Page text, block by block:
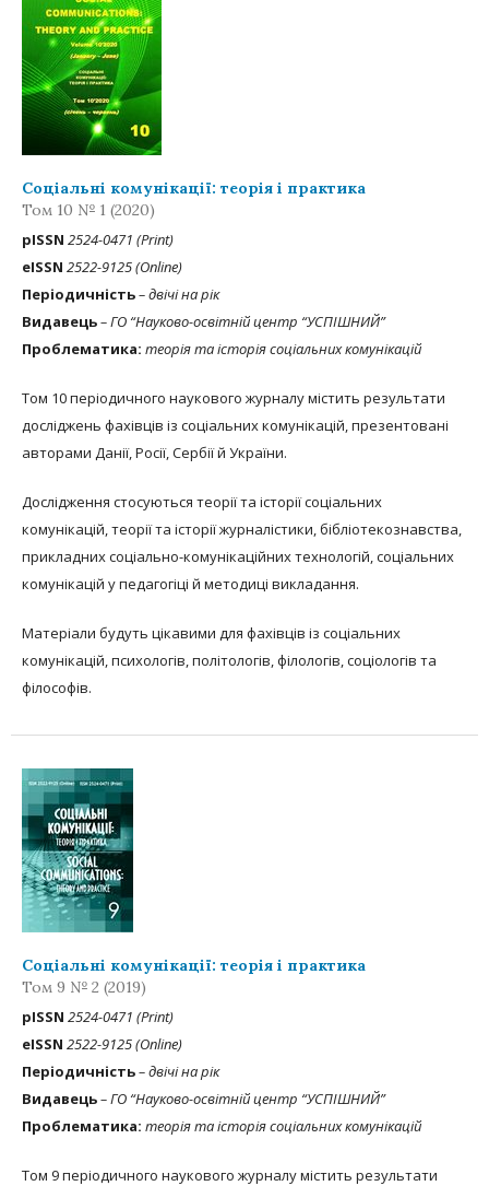
Соціальні комунікації: теорія і практика
Том 10 № 1 (2020)
рISSN 2524-0471 (Print)
eISSN 2522-9125 (Online)
Періодичність– двічі на рік
Видавець– ГО “Науково-освітній центр “УСПІШНИЙ”
Проблематика: теорія та історія соціальних комунікацій
Том 10 періодичного наукового журналу містить результати
досліджень фахівців із соціальних комунікацій, презентовані
авторами Данії, Росії, Сербії й України.
Дослідження стосуються теорії та історії соціальних
комунікацій, теорії та історії журналістики, бібліотекознавства,
прикладних соціально-комунікаційних технологій, соціальних
комунікацій у педагогіці й методиці викладання.
Матеріали будуть цікавими для фахівців із соціальних
комунікацій, психологів, політологів, філологів, соціологів та
філософів.
Соціальні комунікації: теорія і практика
Том 9 № 2 (2019)
рISSN 2524-0471 (Print)
eISSN 2522-9125 (Online)
Періодичність– двічі на рік
Видавець– ГО “Науково-освітній центр “УСПІШНИЙ”
Проблематика: теорія та історія соціальних комунікацій
Том 9 періодичного наукового журналу містить результати